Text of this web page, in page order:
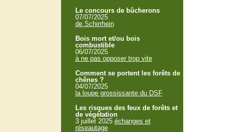
Le concours de bûcherons
07/07/2025
de Schirrhein
Bois mort et/ou bois
combustible
06/07/2025
à ne pas opposer trop vite
Comment se portent les forêts de
chênes ?
04/07/2025
la loupe grossissante du DSF
Les risques des feux de forêts et
de végétation
3 juillet 2025 échanges et
réseautage